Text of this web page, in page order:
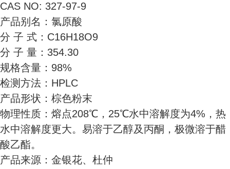
CAS NO: 327-97-9
产品别名：氯原酸
分 子 式：C16H18O9
分 子 量：354.30
规格含量：98%
检测方法：HPLC
产品形状：棕色粉末
物理性质：熔点208℃，25℃水中溶解度为4%，热
水中溶解度更大。易溶于乙醇及丙酮，极微溶于醋
酸乙酯。
产品来源：金银花、杜仲